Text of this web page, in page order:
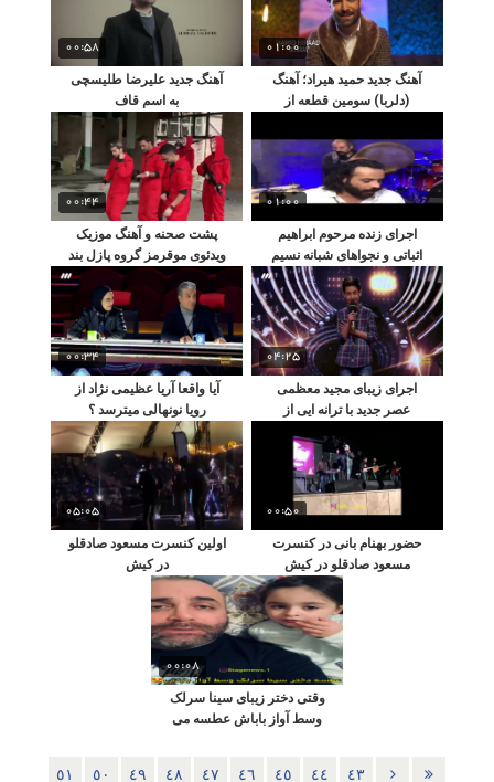
01:00
آهنگ جدید حمید هیراد؛ آهنگ
(دلربا) سومین قطعه از
00:58
آهنگ جدید علیرضا طلیسچی
به اسم قاف
01:00
اجرای زنده مرحوم ابراهیم
اثباتی و نجواهای شبانه نسیم
ادبی
00:44
پشت صحنه و آهنگ موزیک
ویدئوی موقرمز گروه پازل بند
04:25
اجرای زیبای مجید معظمی
عصر جدید با ترانه ایی از
00:34
آیا واقعا آریا عظیمی نژاد از
رویا نونهالی میترسد ؟
00:50
حضور بهنام بانی در کنسرت
مسعود صادقلو در کیش
05:05
اولین کنسرت مسعود صادقلو
در کیش
00:08
وقتی دختر زیبای سینا سرلک
وسط آواز باباش عطسه می
٤٣ ٤٤ ٤٥ ٤٦ ٤٧ ٤٨ ٤٩ ٥٠ ٥١